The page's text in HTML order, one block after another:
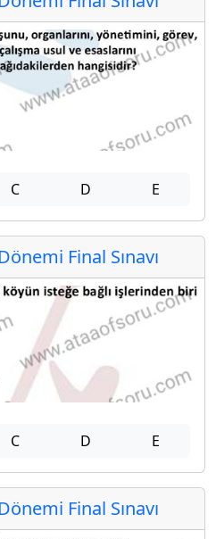
C D E
Final Sınavı
C D E
Final Sınavı